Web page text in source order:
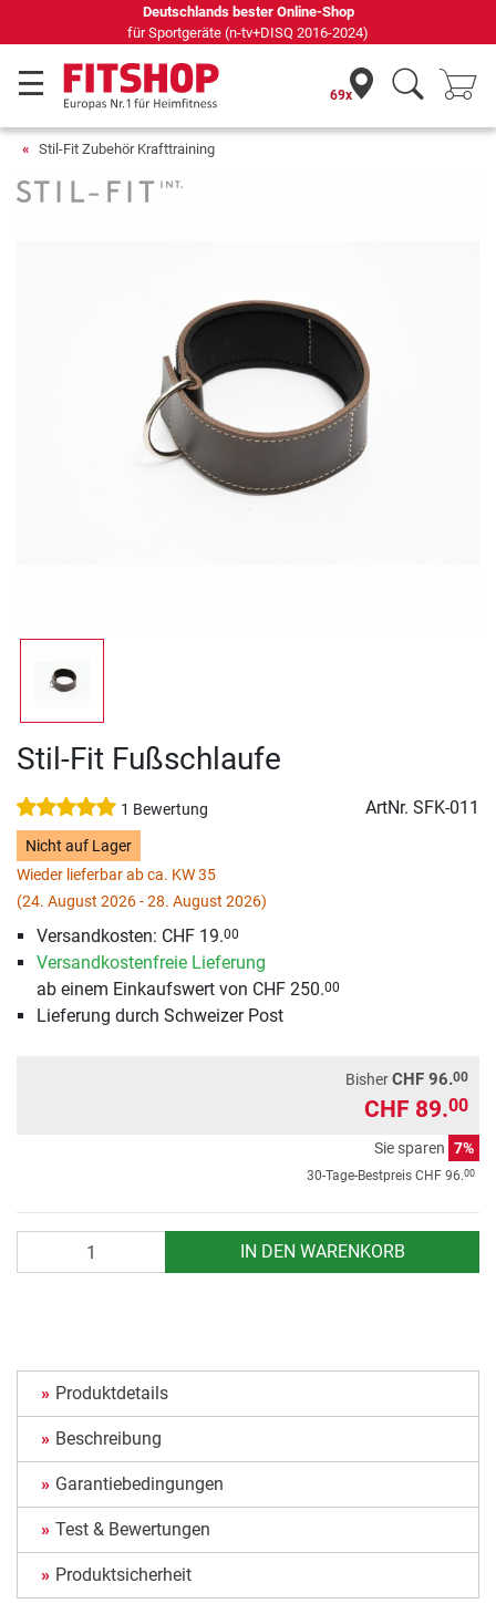
Deutschlands bester Online-Shop
für Sportgeräte (n-tv+DISQ 2016-2024)
69x
Stil-Fit Zubehör Krafttraining
Stil-Fit Fußschlaufe
1 Bewertung ArtNr. SFK-011
Nicht auf Lager
Wieder lieferbar ab ca. KW 35
(24. August 2026 - 28. August 2026)
Versandkosten: CHF 19.00
Versandkostenfreie Lieferung
ab einem Einkaufswert von CHF 250.00
Lieferung durch Schweizer Post
BisherCHF 96.00
CHF 89.00
Sie sparen 7%
30-Tage-Bestpreis CHF 96.00
IN DEN WARENKORB
Produktdetails
Beschreibung
Garantiebedingungen
Test & Bewertungen
Produktsicherheit